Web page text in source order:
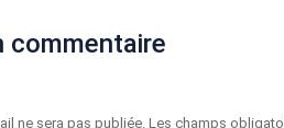
commentaire
ne sera pas publiée.Les champs